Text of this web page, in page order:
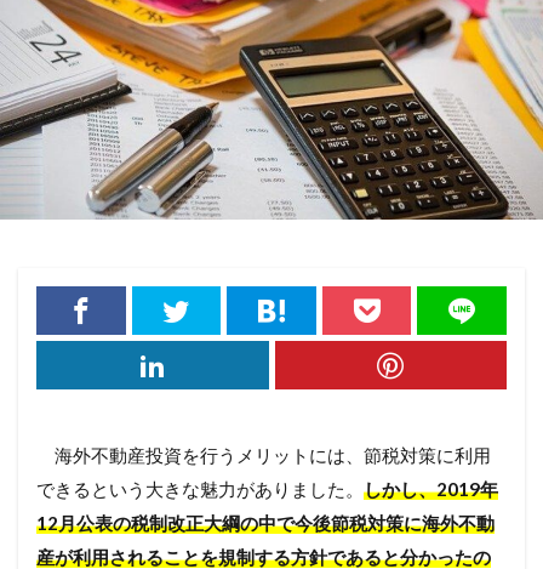
海外不動産投資を行うメリットには、節税対策に利用
できるという大きな魅力がありました。 しかし、2019年
12月公表の税制改正大綱の中で今後節税対策に海外不動
産が利用されることを規制する方針であると分かったの